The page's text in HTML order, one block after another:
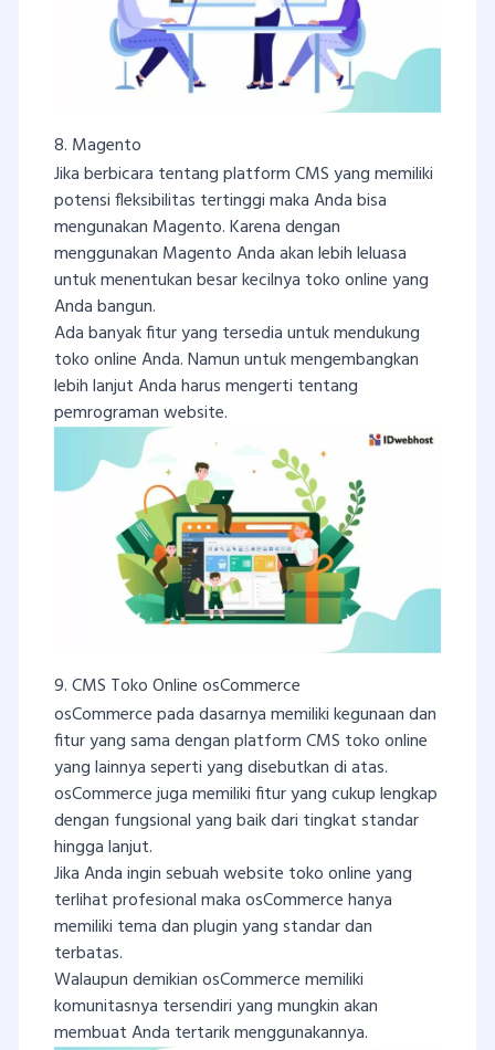
8. Magento
Jika berbicara tentang platform CMS yang memiliki
potensi fleksibilitas tertinggi maka Anda bisa
mengunakan Magento. Karena dengan
menggunakan Magento Anda akan lebih leluasa
untuk menentukan besar kecilnya toko online yang
Anda bangun.
Ada banyak fitur yang tersedia untuk mendukung
toko online Anda. Namun untuk mengembangkan
lebih lanjut Anda harus mengerti tentang
pemrograman website.
9. CMS Toko Online osCommerce
osCommerce pada dasarnya memiliki kegunaan dan
fitur yang sama dengan platform CMS toko online
yang lainnya seperti yang disebutkan di atas.
osCommerce juga memiliki fitur yang cukup lengkap
dengan fungsional yang baik dari tingkat standar
hingga lanjut.
Jika Anda ingin sebuah website toko online yang
terlihat profesional maka osCommerce hanya
memiliki tema dan plugin yang standar dan
terbatas.
Walaupun demikian osCommerce memiliki
komunitasnya tersendiri yang mungkin akan
membuat Anda tertarik menggunakannya.